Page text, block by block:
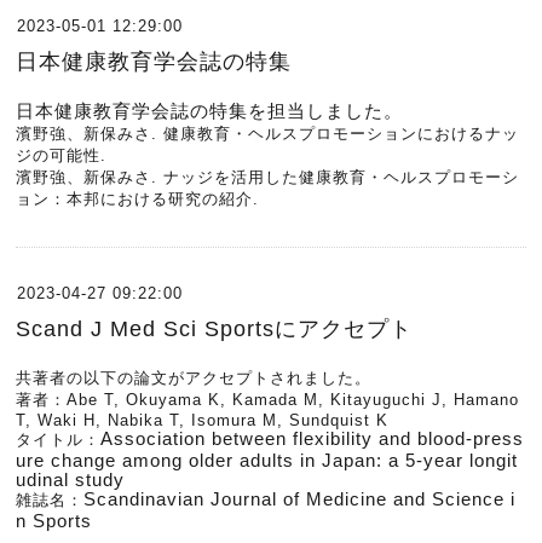
2023-05-01 12:29:00
日本健康教育学会誌の特集
日本健康教育学会誌の特集を担当しました。
濱野強、新保みさ.健康教育・ヘルスプロモーションにおけるナッ
ジの可能性.
濱野強、新保みさ.ナッジを活用した健康教育・ヘルスプロモーシ
ョン：本邦における研究の紹介.
2023-04-27 09:22:00
Scand J Med Sci Sportsにアクセプト
共著者の以下の論文がアクセプトされました。
著者：Abe T, Okuyama K, Kamada M, Kitayuguchi J, Hamano
T, Waki H, Nabika T, Isomura M, Sundquist K
タイトル：Association between flexibility and blood-press
ure change among older adults in Japan: a 5-year longit
udinal study
雑誌名： Scandinavian Journal of Medicine and Science i
n Sports